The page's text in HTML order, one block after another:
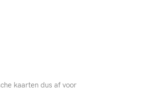
kaarten dus af voor